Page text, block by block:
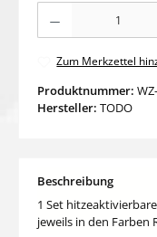
Zum Merkzettel
Produktnummer:
Hersteller: TODO
Beschreibung
1 Set
jeweils in den Farben